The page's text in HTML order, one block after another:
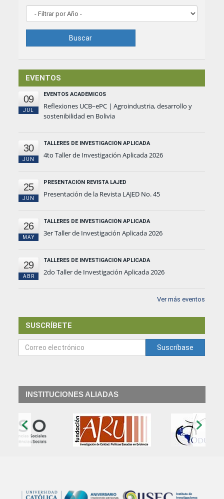
Buscar
EVENTOS
09
JUL
EVENTOS ACADÉMICOS
Reflexiones UCB–ePC | Agroindustria, desarrollo y
sostenibilidad en Bolivia
30
JUN
TALLERES DE INVESTIGACIÓN APLICADA
4to Taller de Investigación Aplicada 2026
25
JUN
PRESENTACIÓN REVISTA LAJED
Presentación de la Revista LAJED No. 45
26
MAY
TALLERES DE INVESTIGACIÓN APLICADA
3er Taller de Investigación Aplicada 2026
29
ABR
TALLERES DE INVESTIGACIÓN APLICADA
2do Taller de Investigación Aplicada 2026
Ver más eventos
SUSCRÍBETE
Suscríbase
INSTITUCIONES ALIADAS